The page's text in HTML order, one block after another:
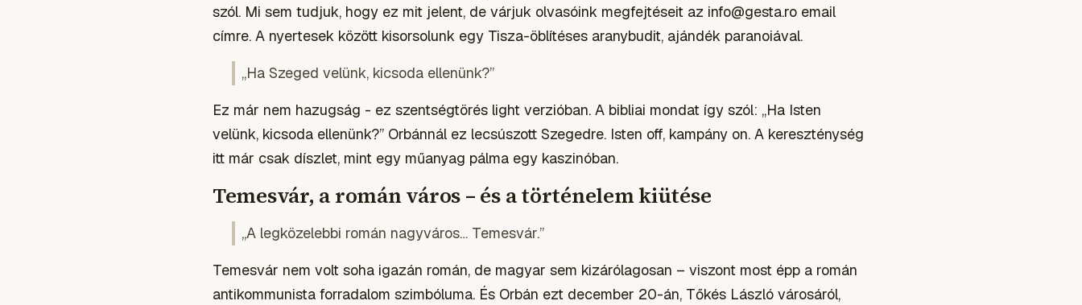
szól. Mi sem tudjuk, hogy ez mit jelent, de várjuk olvasóink megfejtéseit az info@gesta.ro email
címre. A nyertesek között kisorsolunk egy Tisza-öblítéses aranybudit, ajándék paranoiával.
„Ha Szeged velünk, kicsoda ellenünk?”
Ez már nem hazugság - ez szentségtörés light verzióban. A bibliai mondat így szól: „Ha Isten
velünk, kicsoda ellenünk?” Orbánnál ez lecsúszott Szegedre. Isten off, kampány on. A kereszténység
itt már csak díszlet, mint egy műanyag pálma egy kaszinóban.
Temesvár, a román város – és a történelem kiütése
„A legközelebbi román nagyváros… Temesvár.”
Temesvár nem volt soha igazán román, de magyar sem kizárólagosan – viszont most épp a román
antikommunista forradalom szimbóluma. És Orbán ezt december 20-án, Tőkés László városáról,